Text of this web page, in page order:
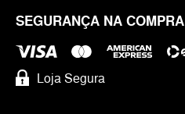
SEGURANÇA NA COMPRA
Loja Segura